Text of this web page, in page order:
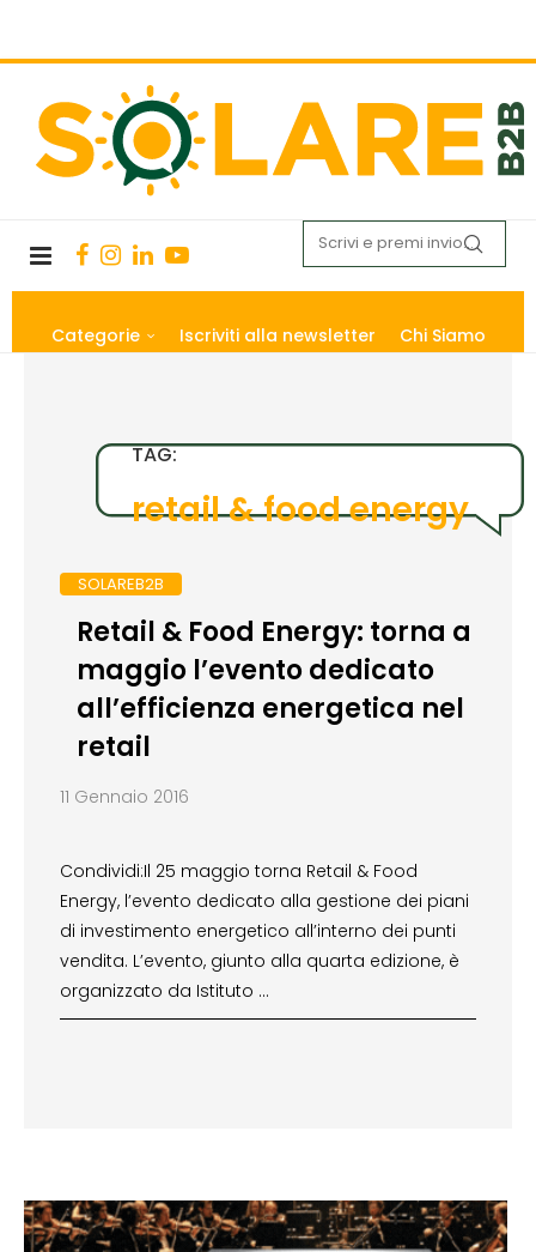
Categorie Iscriviti alla newsletter Chi Siamo
TAG:
retail & food energy
SOLAREB2B
Retail & Food Energy: torna a
maggio l’evento dedicato
all’efficienza energetica nel
retail
11 Gennaio 2016
Condividi:Il 25 maggio torna Retail & Food
Energy, l’evento dedicato alla gestione dei piani
di investimento energetico all’interno dei punti
vendita. L’evento, giunto alla quarta edizione, è
organizzato da Istituto …